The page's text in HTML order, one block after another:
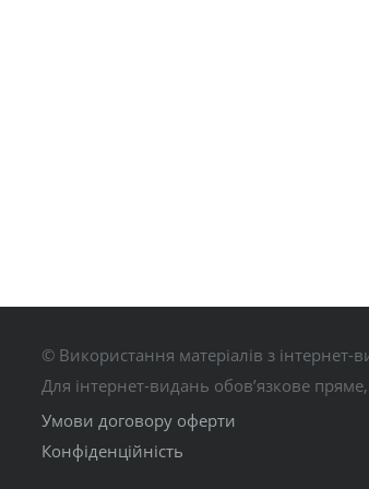
© Використання матеріалів з
Для інтернет-видань обов’язкове
Умови договору оферти
Конфіденційність